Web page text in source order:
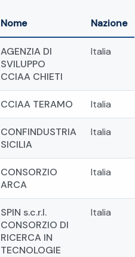
Nome Nazione
AGENZIA DI
SVILUPPO
CCIAA CHIETI
Italia
CCIAA TERAMO Italia
CONFINDUSTRIA
SICILIA
Italia
CONSORZIO
ARCA
Italia
SPIN s.c.r.l.
CONSORZIO DI
RICERCA IN
TECNOLOGIE
Italia